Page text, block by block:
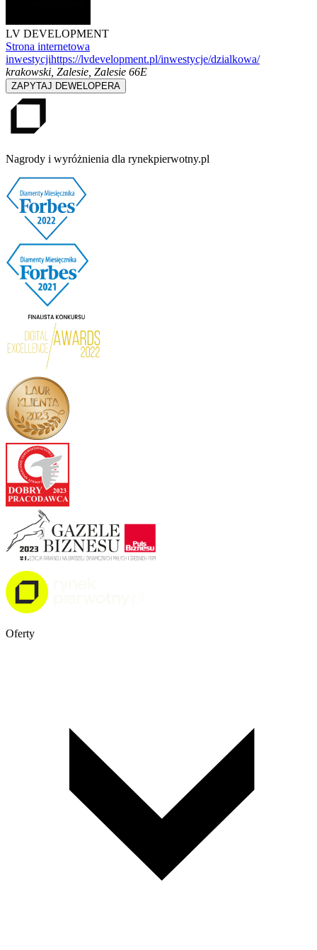
LV DEVELOPMENT
Strona internetowa
inwestycjihttps://lvdevelopment.pl/inwestycje/dzialkowa/
krakowski, Zalesie Zalesie 66E
ZAPYTAJ DEWELOPERA
Nagrody i wyróżnienia dla rynekpierwotny.pl
Oferty